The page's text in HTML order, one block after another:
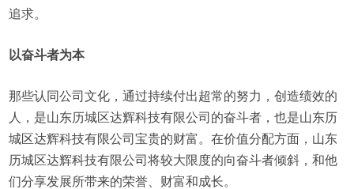
追求。
以奋斗者为本
那些认同公司文化，通过持续付出超常的努力，创造绩效的
人，是山东历城区达辉科技有限公司的奋斗者，也是山东历
城区达辉科技有限公司宝贵的财富。在价值分配方面，山东
历城区达辉科技有限公司将较大限度的向奋斗者倾斜，和他
们分享发展所带来的荣誉、财富和成长。